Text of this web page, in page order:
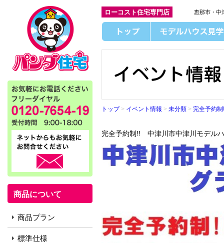
ローコスト住宅専門店 恵那市・中
トップ> イベント情報 > 未分類 > 完全予約
完全予約制!! 中津川市中津川モデル
商品について
商品プラン
標準仕様